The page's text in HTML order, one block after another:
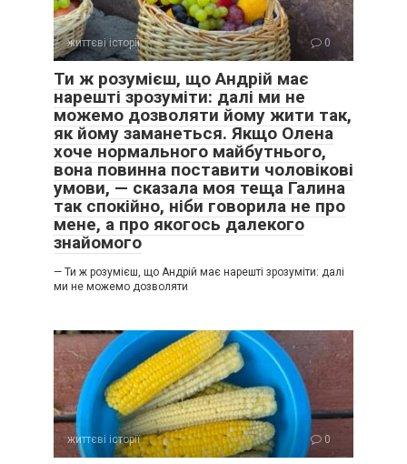
життєві історії 0
Ти ж розумієш, що Андрій має
нарешті зрозуміти: далі ми не
можемо дозволяти йому жити так,
як йому заманеться. Якщо Олена
хоче нормального майбутнього,
вона повинна поставити чоловікові
умови, — сказала моя теща Галина
так спокійно, ніби говорила не про
мене, а про якогось далекого
знайомого
— Ти ж розумієш, що Андрій має нарешті зрозуміти: далі
ми не можемо дозволяти
життєві історії 0